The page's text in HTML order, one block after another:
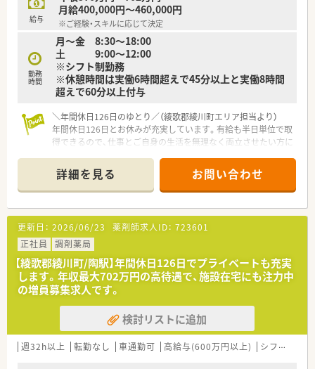
ームで何でも話し合える風通しの良さがあります。
■現在20代から40代のスタッフがメイン層として活躍してお
り、互いにサポートし合う温かい雰囲気の職場です。
■細かいルールに縛られすぎることもないため、薬剤師としての
裁量を活かしながらのびのびと就業可能です。
【やりがい/おすすめポイント】
■周辺エリアにおいて非常に重宝されている薬局であり、住民の
■転居を伴うような無理な転勤はなく、マイカーでの通勤ができ
るため将来を見据えて腰を据えて勤務いただけます。
■中医学の専門的な知識を得るチャンスがあり、お薬以外の視点
からも患者様の健康サポートができる面白みがあります。
給与
月給400,000円～460,000円
※ご経験・スキルに応じて決定
勤務
時間
月～金 8:30～18:00
土 9:00～12:00
※シフト制勤務
※休憩時間は実働6時間超えで45分以上と実働8時間
超えで60分以上付与
＼年間休日126日のゆとり／（綾歌郡綾川町エリア担当より）
年間休日126日とお休みが充実しています。有給も半日単位で取
得できるので、仕事とご自身の生活を無理なく両立させたい方に
【店舗情報と応需状況について】
■総合病院の門前で多岐にわたる科目を応需しており、1日90枚
から100枚ほどの処方箋に対応しています。
■綾川（イオンモール綾川）駅から徒歩14分ほどの立地にあり、
マイカーでの通勤も可能でアクセス良好です。
■外来対応だけでなく施設在宅の業務にも注力しており、地域医
療の拠点として重要な役割を担う店舗です。
【法人特徴について】
■同エリア内で複数の店舗をドミナント展開しており、店舗間の
連携がスムーズで応援の負担も少ない環境です。
■地域密着型の小規模店舗から総合病院の門前まで幅広い形態
を運営し、多彩な経験が積める法人です。
■科目や業務内容に応じて監査システムや全自動分包機などの
詳細を見る お問い合わせ
更新日： 2026/06/23 薬剤師求人ID： 723601
正社員
調剤薬局
【綾歌郡綾川町/陶駅】年間休日126日でプライベートも充実
します。年収最大702万円の高待遇で、施設在宅にも注力中
の増員募集求人です。
検討リストに追加
週32h以上 転勤なし 車通勤可 高給与(600万円以上) シフト制